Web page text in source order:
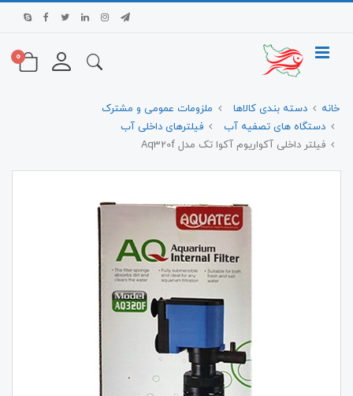
0
خانه دسته بندی کالاها
ملزومات عمومی و مشترک
دستگاه های تصفیه آب
فیلترهای داخلی آب
فیلتر داخلی آکواریوم آکوا تک مدل Aq320f